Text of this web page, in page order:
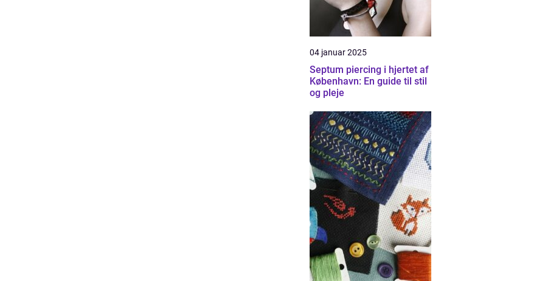
04 januar 2025
Septum piercing i hjertet af
København: En guide til stil
og pleje